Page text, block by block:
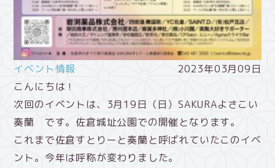
イベント情報
2023年03月09日
こんにちは！
次回のイベントは、3月19日（日）SAKURAよさこい
奏蘭 です。佐倉城址公園での開催となります。
これまで佐倉すとりーと奏蘭と呼ばれていたこのイベ
ント。今年は呼称が変わりました。